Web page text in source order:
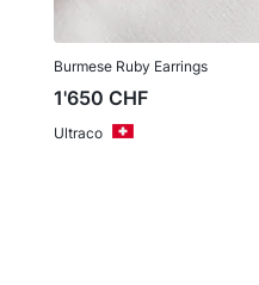
Burmese Ruby Earrings
1'650 CHF
Ultraco